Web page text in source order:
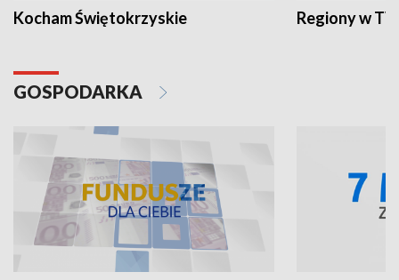
Kocham Świętokrzyskie Regiony w
GOSPODARKA